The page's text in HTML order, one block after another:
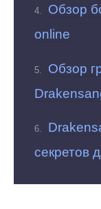
Обзор
online
Обзор
секретов